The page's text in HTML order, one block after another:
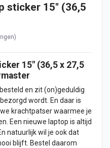
sticker 15" (36,5
15" (36,5 x 27,5
en zit (on)geduldig
wordt. En daar is
krachtpatser waarmee je
Een nieuwe laptop is altijd
natuurlijk wil je ook dat
blijft. Bestel daarom